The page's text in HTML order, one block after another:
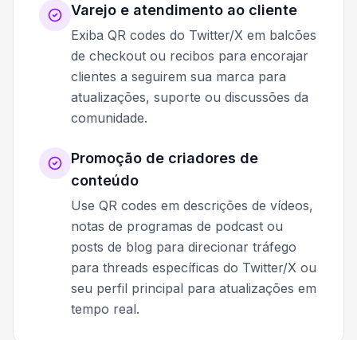
Varejo e atendimento ao cliente
Exiba QR codes do Twitter/X em balcões
de checkout ou recibos para encorajar
clientes a seguirem sua marca para
atualizações, suporte ou discussões da
comunidade.
Promoção de criadores de
conteúdo
Use QR codes em descrições de vídeos,
notas de programas de podcast ou
posts de blog para direcionar tráfego
para threads específicas do Twitter/X ou
seu perfil principal para atualizações em
tempo real.